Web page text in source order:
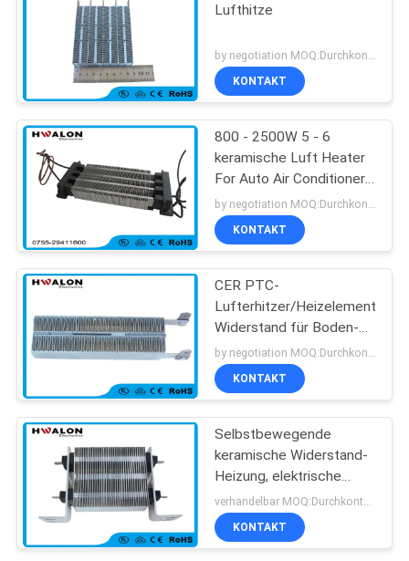
Lufthitze
by negotiation MOQ:Durchkontaktierung
KONTAKT
800 - 2500W 5 - 6
keramische Luft Heater
For Auto Air Conditioner
M/S 220v Ptc
by negotiation MOQ:Durchkontaktierung
KONTAKT
CER PTC-
Lufterhitzer/Heizelement-
Widerstand für Boden-
Heizungs-Thermostat
KONTAKT
Selbstbewegende
keramische Widerstand-
Heizung, elektrische
Heizung Auto-
Klimaanlage PTC
KONTAKT